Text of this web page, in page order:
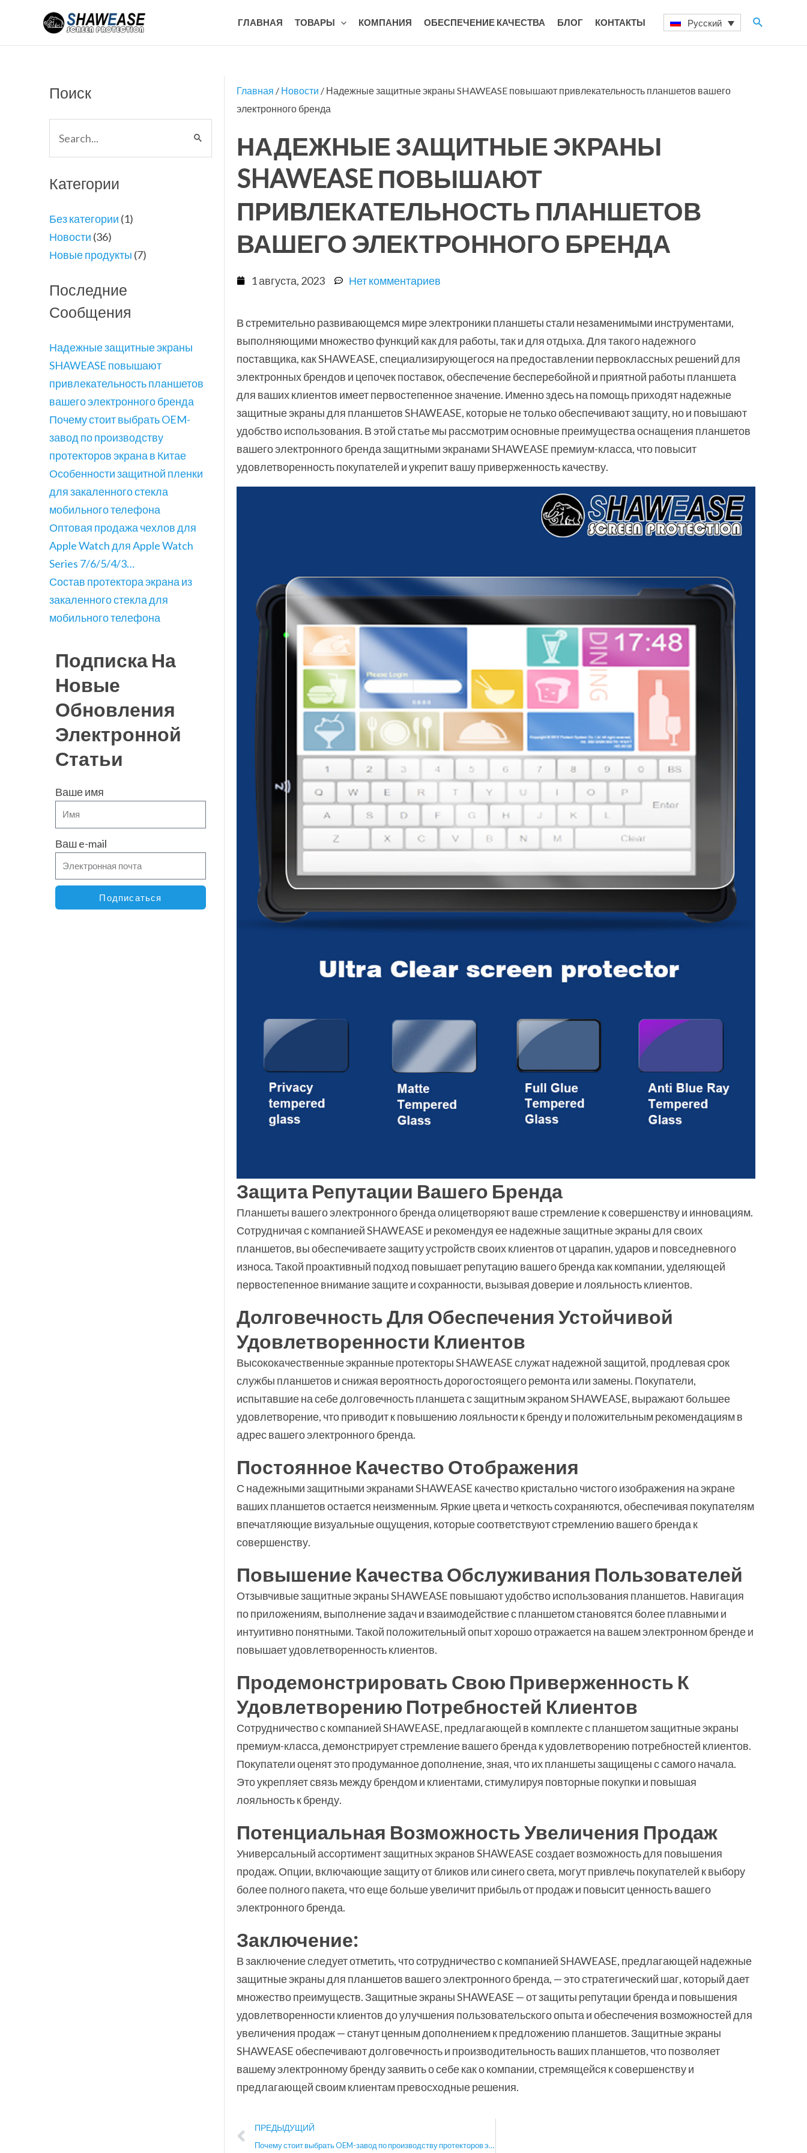
содержимому
ГЛАВНАЯ ТОВАРЫ КОМПАНИЯ ОБЕСПЕЧЕНИЕ КАЧЕСТВА БЛОГ КОНТАКТЫ Русский Поиск
Поиск
Поиск:
Категории
Без категории (1)
Новости (36)
Новые продукты (7)
Последние
Сообщения
Надежные защитные экраны
SHAWEASE повышают
привлекательность планшетов
вашего электронного бренда
Почему стоит выбрать OEM-
завод по производству
протекторов экрана в Китае
Особенности защитной пленки
для закаленного стекла
мобильного телефона
Оптовая продажа чехлов для
Apple Watch для Apple Watch
Series 7/6/5/4/3…
Состав протектора экрана из
закаленного стекла для
мобильного телефона
Подписка На
Новые
Обновления
Электронной
Статьи
Ваше имя
Ваш e-mail
Подписаться
Главная / Новости / Надежные защитные экраны SHAWEASE повышают привлекательность планшетов вашего
электронного бренда
НАДЕЖНЫЕ ЗАЩИТНЫЕ ЭКРАНЫ
SHAWEASE ПОВЫШАЮТ
ПРИВЛЕКАТЕЛЬНОСТЬ ПЛАНШЕТОВ
ВАШЕГО ЭЛЕКТРОННОГО БРЕНДА
1 августа, 2023 Нет комментариев
В стремительно развивающемся мире электроники планшеты стали незаменимыми инструментами,
выполняющими множество функций как для работы, так и для отдыха. Для такого надежного
поставщика, как SHAWEASE, специализирующегося на предоставлении первоклассных решений для
электронных брендов и цепочек поставок, обеспечение бесперебойной и приятной работы планшета
для ваших клиентов имеет первостепенное значение. Именно здесь на помощь приходят надежные
защитные экраны для планшетов SHAWEASE, которые не только обеспечивают защиту, но и повышают
удобство использования. В этой статье мы рассмотрим основные преимущества оснащения планшетов
вашего электронного бренда защитными экранами SHAWEASE премиум-класса, что повысит
удовлетворенность покупателей и укрепит вашу приверженность качеству.
Защита Репутации Вашего Бренда
Планшеты вашего электронного бренда олицетворяют ваше стремление к совершенству и инновациям.
Сотрудничая с компанией SHAWEASE и рекомендуя ее надежные защитные экраны для своих
планшетов, вы обеспечиваете защиту устройств своих клиентов от царапин, ударов и повседневного
износа. Такой проактивный подход повышает репутацию вашего бренда как компании, уделяющей
первостепенное внимание защите и сохранности, вызывая доверие и лояльность клиентов.
Долговечность Для Обеспечения Устойчивой
Удовлетворенности Клиентов
Высококачественные экранные протекторы SHAWEASE служат надежной защитой, продлевая срок
службы планшетов и снижая вероятность дорогостоящего ремонта или замены. Покупатели,
испытавшие на себе долговечность планшета с защитным экраном SHAWEASE, выражают большее
удовлетворение, что приводит к повышению лояльности к бренду и положительным рекомендациям в
адрес вашего электронного бренда.
Постоянное Качество Отображения
С надежными защитными экранами SHAWEASE качество кристально чистого изображения на экране
ваших планшетов остается неизменным. Яркие цвета и четкость сохраняются, обеспечивая покупателям
впечатляющие визуальные ощущения, которые соответствуют стремлению вашего бренда к
совершенству.
Повышение Качества Обслуживания Пользователей
Отзывчивые защитные экраны SHAWEASE повышают удобство использования планшетов. Навигация
по приложениям, выполнение задач и взаимодействие с планшетом становятся более плавными и
интуитивно понятными. Такой положительный опыт хорошо отражается на вашем электронном бренде и
повышает удовлетворенность клиентов.
Продемонстрировать Свою Приверженность К
Удовлетворению Потребностей Клиентов
Сотрудничество с компанией SHAWEASE, предлагающей в комплекте с планшетом защитные экраны
премиум-класса, демонстрирует стремление вашего бренда к удовлетворению потребностей клиентов.
Покупатели оценят это продуманное дополнение, зная, что их планшеты защищены с самого начала.
Это укрепляет связь между брендом и клиентами, стимулируя повторные покупки и повышая
лояльность к бренду.
Потенциальная Возможность Увеличения Продаж
Универсальный ассортимент защитных экранов SHAWEASE создает возможность для повышения
продаж. Опции, включающие защиту от бликов или синего света, могут привлечь покупателей к выбору
более полного пакета, что еще больше увеличит прибыль от продаж и повысит ценность вашего
электронного бренда.
Заключение:
В заключение следует отметить, что сотрудничество с компанией SHAWEASE, предлагающей надежные
защитные экраны для планшетов вашего электронного бренда, — это стратегический шаг, который дает
множество преимуществ. Защитные экраны SHAWEASE — от защиты репутации бренда и повышения
удовлетворенности клиентов до улучшения пользовательского опыта и обеспечения возможностей для
увеличения продаж — станут ценным дополнением к предложению планшетов. Защитные экраны
SHAWEASE обеспечивают долговечность и производительность ваших планшетов, что позволяет
вашему электронному бренду заявить о себе как о компании, стремящейся к совершенству и
предлагающей своим клиентам превосходные решения.
Пред
ПРЕДЫДУЩИЙ
Почему стоит выбрать OEM-завод по производству протекторов экрана в Китае